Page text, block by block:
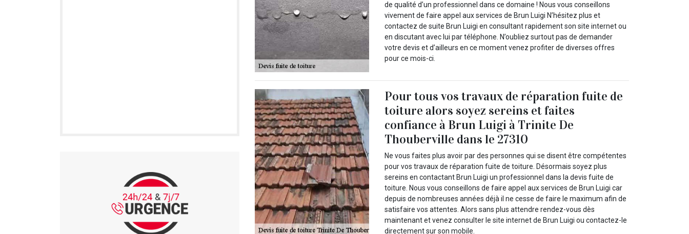
de qualité d’un professionnel dans ce domaine ! Nous vous conseillons
vivement de faire appel aux services de Brun Luigi N’hésitez plus et
contactez de suite Brun Luigi en consultant rapidement son site internet ou
en discutant avec lui par téléphone. N’oubliez surtout pas de demander
votre devis et d’ailleurs en ce moment venez profiter de diverses offres
pour ce mois-ci.
Pour tous vos travaux de réparation fuite de
toiture alors soyez sereins et faites
confiance à Brun Luigi à Trinite De
Thouberville dans le 27310
Ne vous faites plus avoir par des personnes qui se disent être compétentes
pour vos travaux de réparation fuite de toiture. Désormais soyez plus
sereins en contactant Brun Luigi un professionnel dans la devis fuite de
toiture. Nous vous conseillons de faire appel aux services de Brun Luigi car
depuis de nombreuses années déjà il ne cesse de faire le maximum afin de
satisfaire vos attentes. Alors sans plus attendre rendez-vous dès
maintenant et venez consulter le site internet de Brun Luigi ou contactez-le
directement sur son mobile.